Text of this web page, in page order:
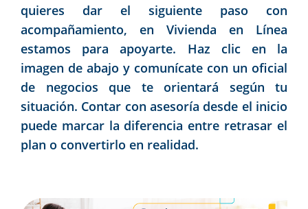
quieres dar el siguiente paso con
acompañamiento, en Vivienda en Línea
estamos para apoyarte. Haz clic en la
imagen de abajo y comunícate con un oficial
de negocios que te orientará según tu
situación. Contar con asesoría desde el inicio
puede marcar la diferencia entre retrasar el
plan o convertirlo en realidad.